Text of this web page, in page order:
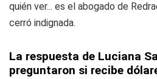
quién ver... es el abogado de
cerró indignada.
La respuesta de Luciana
preguntaron si recibe